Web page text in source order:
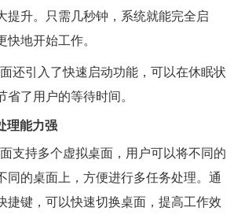
提升。只需几秒钟，系统就能完全启
快地开始工作。
还引入了快速启动功能，可以在休眠状
省了用户的等待时间。
理能力强
支持多个虚拟桌面，用户可以将不同的
同的桌面上，方便进行多任务处理。通
捷键，可以快速切换桌面，提高工作效